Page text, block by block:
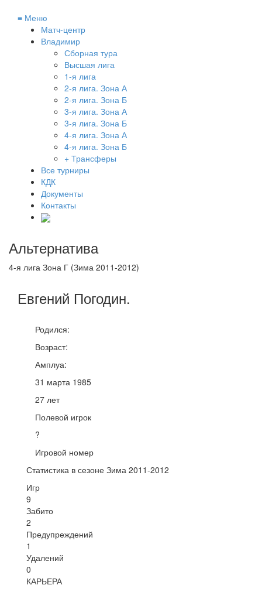
≡ Меню
Матч-центр
Владимир
Сборная тура
Высшая лига
1-я лига
2-я лига. Зона А
2-я лига. Зона Б
3-я лига. Зона А
3-я лига. Зона Б
4-я лига. Зона А
4-я лига. Зона Б
+ Трансферы
Все турниры
КДК
Документы
Контакты
Альтернатива
4-я лига Зона Г (Зима 2011-2012)
Евгений Погодин.
Родился:
Возраст:
Амплуа:
31 марта 1985
27 лет
Полевой игрок
?
Игровой номер
Статистика в сезоне Зима 2011-2012
Игр
9
Забито
2
Предупреждений
1
Удалений
0
КАРЬЕРА